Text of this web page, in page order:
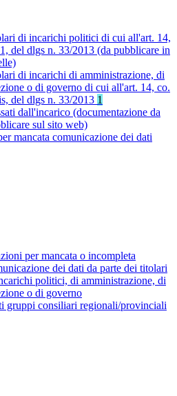
di incarichi politici di cui all'art. 14,
del dlgs n. 33/2013 (da pubblicare in
di incarichi di amministrazione, di
o di governo di cui all'art. 14, co.
del dlgs n. 33/2013 1
dall'incarico (documentazione da
sul sito web)
mancata comunicazione dei dati
per mancata o incompleta
dei dati da parte dei titolari
politici, di amministrazione, di
o di governo
gruppi consiliari regionali/provinciali